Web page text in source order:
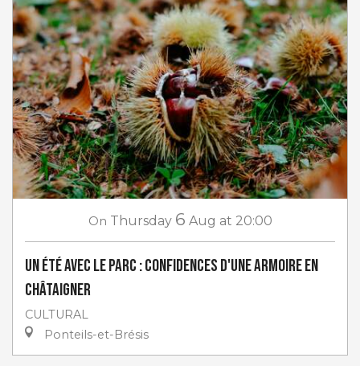
On Thursday 6 Aug at 20:00
Un Été avec le Parc : Confidences d'une armoire en
châtaigner
CULTURAL
Ponteils-et-Brésis